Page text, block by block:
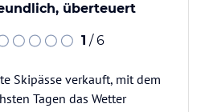
überteuert
1 / 6
Skipässe verkauft, mit dem
Tagen das Wetter